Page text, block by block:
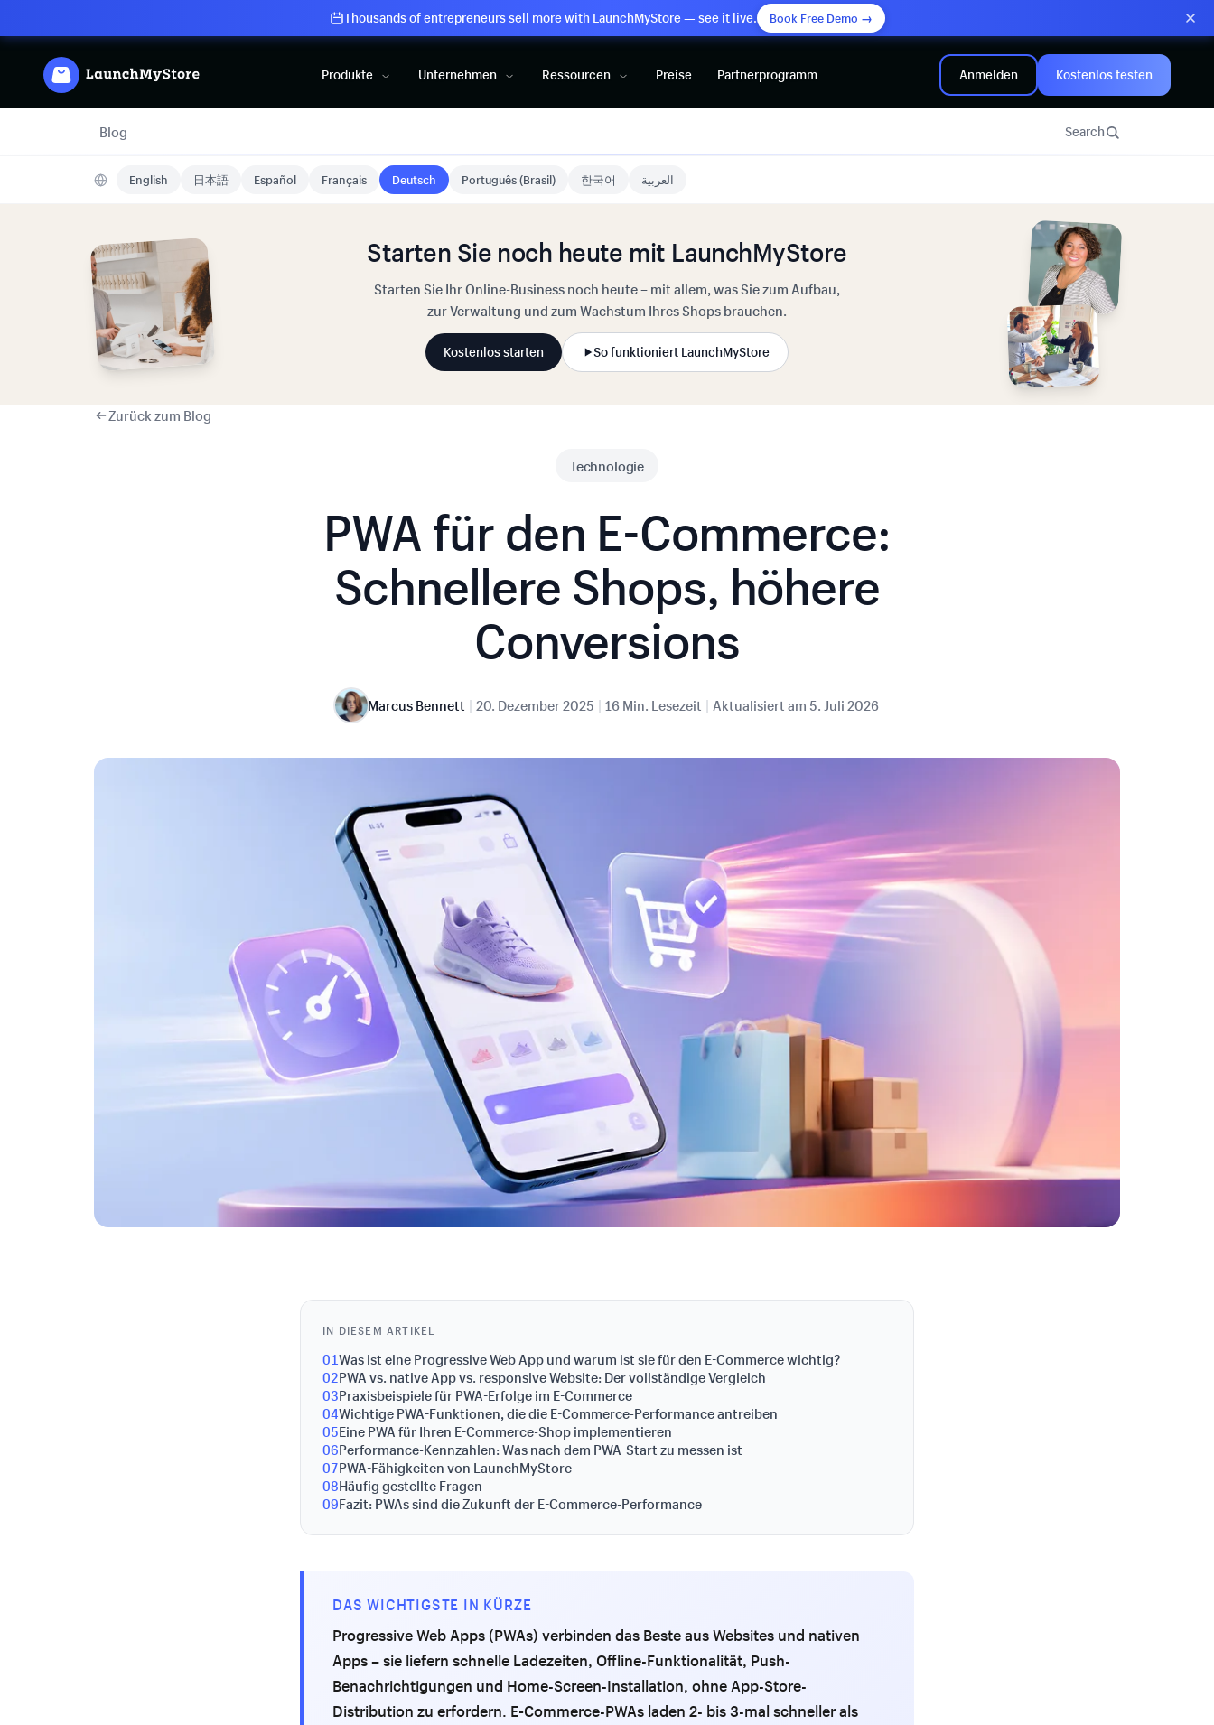
Thousands of entrepreneurs sell more with LaunchMyStore — see it live. Book Free Demo →
Produkte Unternehmen Ressourcen Preise Partnerprogramm Anmelden Kostenlos testen
Blog Search
English 日本語 Español Français Deutsch Português (Brasil) 한국어 العربية
Starten Sie noch heute mit LaunchMyStore
Starten Sie Ihr Online-Business noch heute – mit allem, was Sie zum Aufbau,
zur Verwaltung und zum Wachstum Ihres Shops brauchen.
Kostenlos starten So funktioniert LaunchMyStore
Zurück zum Blog
Technologie
PWA für den E-Commerce:
Schnellere Shops, höhere
Conversions
Marcus Bennett | 20. Dezember 2025 | 16 Min. Lesezeit | Aktualisiert am 5. Juli 2026
IN DIESEM ARTIKEL
01Was ist eine Progressive Web App und warum ist sie für den E-Commerce wichtig?
02PWA vs. native App vs. responsive Website: Der vollständige Vergleich
03Praxisbeispiele für PWA-Erfolge im E-Commerce
04Wichtige PWA-Funktionen, die die E-Commerce-Performance antreiben
05Eine PWA für Ihren E-Commerce-Shop implementieren
06Performance-Kennzahlen: Was nach dem PWA-Start zu messen ist
07PWA-Fähigkeiten von LaunchMyStore
08Häufig gestellte Fragen
09Fazit: PWAs sind die Zukunft der E-Commerce-Performance
DAS WICHTIGSTE IN KÜRZE
Progressive Web Apps (PWAs) verbinden das Beste aus Websites und nativen
Apps – sie liefern schnelle Ladezeiten, Offline-Funktionalität, Push-
Benachrichtigungen und Home-Screen-Installation, ohne App-Store-
Distribution zu erfordern. E-Commerce-PWAs laden 2- bis 3-mal schneller als